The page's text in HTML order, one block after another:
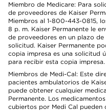
Miembro de Medicare: Para
de proveedores de Kaiser
Miembros al 1-800-443-0815,
8 p. m. Kaiser Permanente le
de proveedores en un plazo
solicitud. Kaiser Permanente
copia impresa es una solicitud
para recibir esta copia impresa.
Miembros de Medi-Cal: Este
pacientes ambulatorios de
puede obtener cualquier
Permanente. Los
cubiertos por Medi Cal pueden